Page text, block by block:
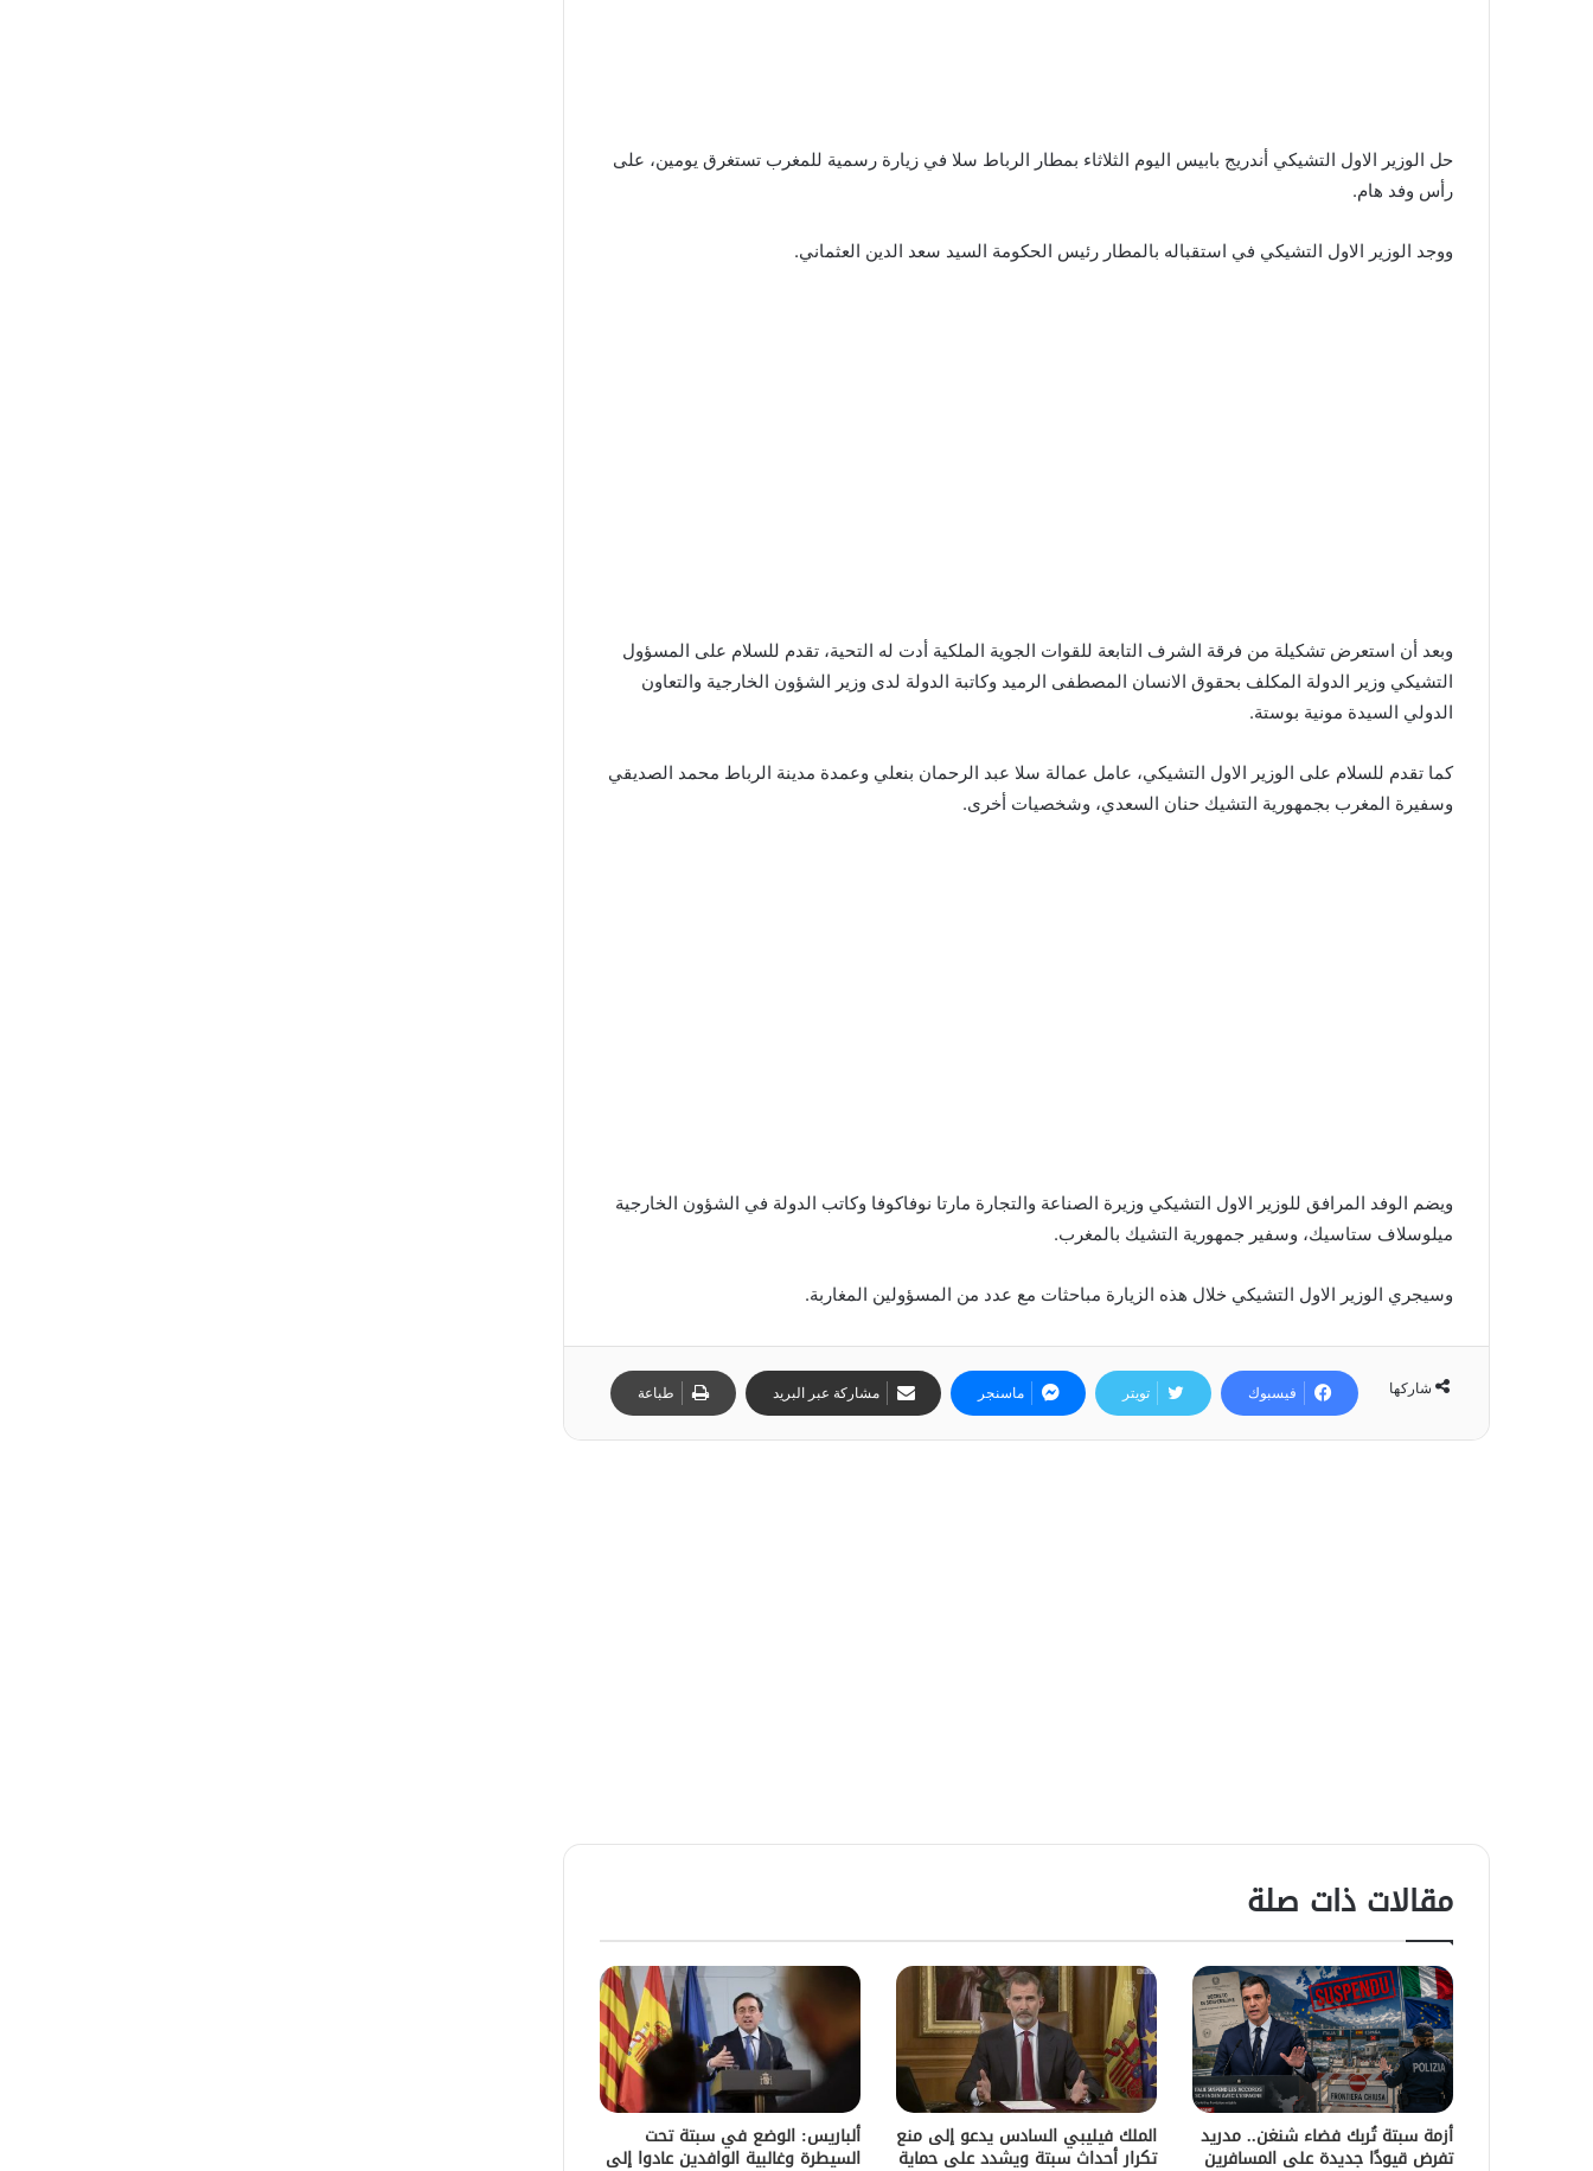
حل الوزير الاول التشيكي أندريج بابيس اليوم الثلاثاء بمطار الرباط سلا في زيارة رسمية للمغرب تستغرق يومين، على
رأس وفد هام.
ووجد الوزير الاول التشيكي في استقباله بالمطار رئيس الحكومة السيد سعد الدين العثماني.
وبعد أن استعرض تشكيلة من فرقة الشرف التابعة للقوات الجوية الملكية أدت له التحية، تقدم للسلام على المسؤول
التشيكي وزير الدولة المكلف بحقوق الانسان المصطفى الرميد وكاتبة الدولة لدى وزير الشؤون الخارجية والتعاون
الدولي السيدة مونية بوستة.
كما تقدم للسلام على الوزير الاول التشيكي، عامل عمالة سلا عبد الرحمان بنعلي وعمدة مدينة الرباط محمد الصديقي
وسفيرة المغرب بجمهورية التشيك حنان السعدي، وشخصيات أخرى.
ويضم الوفد المرافق للوزير الاول التشيكي وزيرة الصناعة والتجارة مارتا نوفاكوفا وكاتب الدولة في الشؤون الخارجية
ميلوسلاف ستاسيك، وسفير جمهورية التشيك بالمغرب.
وسيجري الوزير الاول التشيكي خلال هذه الزيارة مباحثات مع عدد من المسؤولين المغاربة.
شاركها فيسبوك تويتر ماسنجر مشاركة عبر البريد طباعة
مقالات ذات صلة
أزمة سبتة تُربك فضاء شنغن.. مدريد
تفرض قيودًا جديدة على المسافرين
الملك فيليبي السادس يدعو إلى منع
تكرار أحداث سبتة ويشدد على حماية
ألباريس: الوضع في سبتة تحت
السيطرة وغالبية الوافدين عادوا إلى